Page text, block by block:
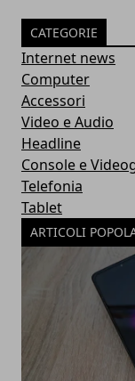
CATEGORIE
Internet news
Computer
Accessori
Video e Audio
Headline
Console e
Telefonia
Tablet
ARTICOLI